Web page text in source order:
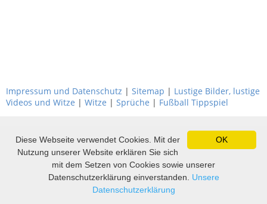
Impressum und Datenschutz | Sitemap | Lustige Bilder, lustige
Videos und Witze | Witze | Sprüche | Fußball Tippspiel
OK
Diese Webseite verwendet Cookies. Mit der
Nutzung unserer Website erklären Sie sich
mit dem Setzen von Cookies sowie unserer
Datenschutzerklärung einverstanden. Unsere
Datenschutzerklärung